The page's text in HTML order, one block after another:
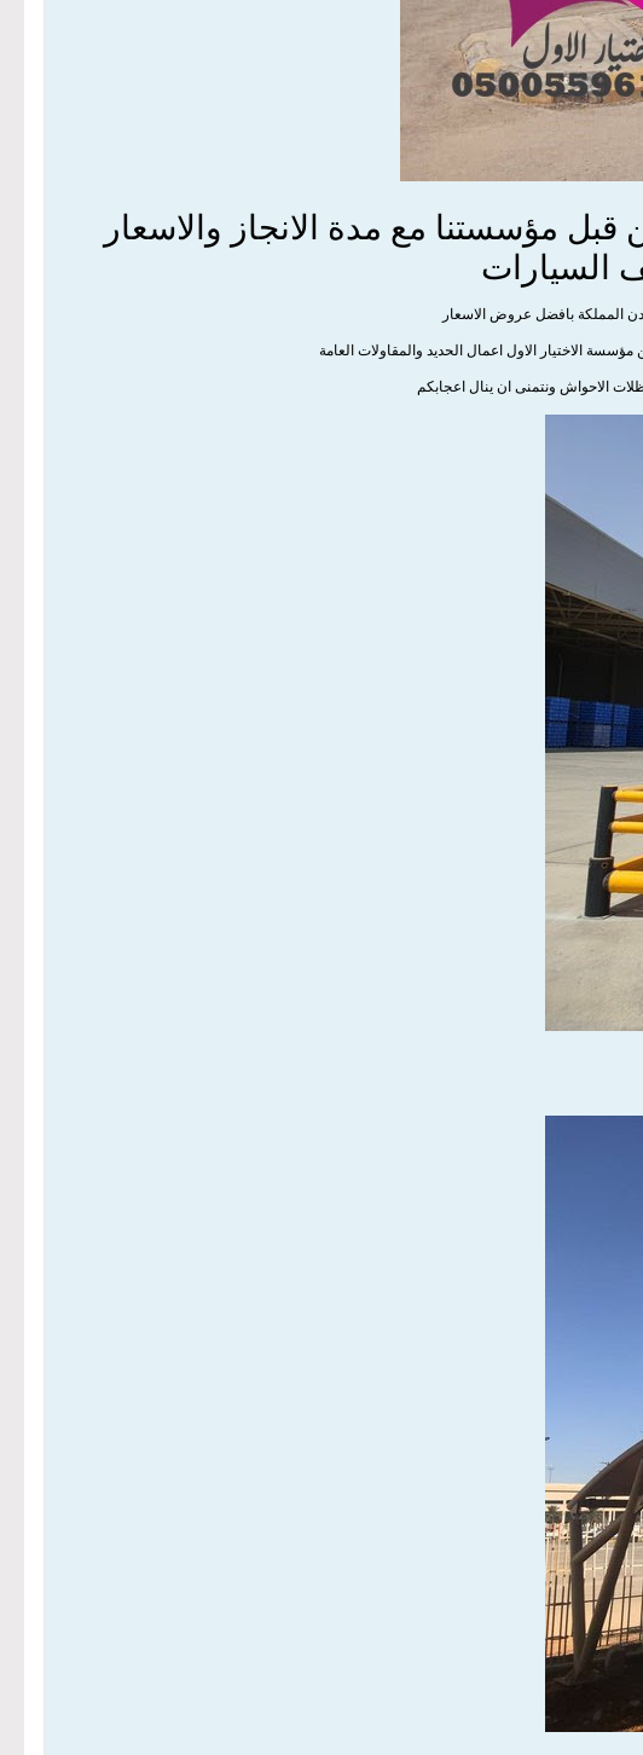
مؤسستنا مع مدة الانجاز والاسعار
السيارات
المملكة بافضل عروض الاسعار
الاختيار الاول اعمال الحديد والمقاولات العامة